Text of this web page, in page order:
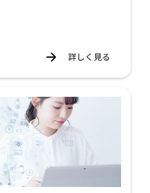
詳しく見る